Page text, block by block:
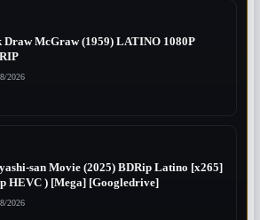
Draw McGraw (1959) LATINO 1080P
2026
san Movie (2025) BDRip Latino [x265]
HEVC ) [Mega] [Googledrive]
2026